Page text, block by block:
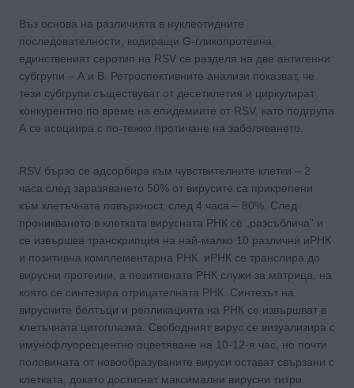
Въз основа на различията в нуклеотидните
последователности, кодиращи G-гликопротеина,
единственият серотип на RSV се разделя на две антигенни
субгрупи – А и В. Ретроспективните анализи показват, че
тези субгрупи съществуват от десетилетия и циркулират
конкурентно по време на епидемиите от RSV, като подгрупа
А се асоциира с по-тежко протичане на заболяването.
RSV бързо се адсорбира към чувствителните клетки – 2
часа след заразяването 50% от вирусите са прикрепени
към клетъчната повърхност, след 4 часа – 80%. След
проникването в клетката вирусната РНК се „разсъблича” и
се извършва транскрипция на най-малко 10 различни иРНК
и позитивна комплементарна РНК. иРНК се транслира до
вирусни протеини, а позитивната РНК служи за матрица, на
която се синтезира отрицателната РНК. Синтезът на
вирусните белтъци и репликацията на РНК се извършват в
клетъчната цитоплазма. Свободният вирус се визуализира с
имунофлуоресцентно оцветяване на 10-12-я час, но почти
половината от новообразуваните вируси остават свързани с
клетката, докато достигнат максимални вирусни титри.